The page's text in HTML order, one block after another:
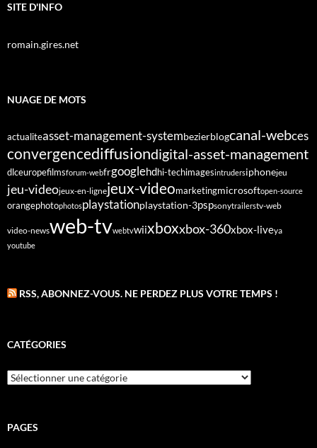
SITE D'INFO
romain.gires.net
NUAGE DE MOTS
actualiteasset-management-systembezierblogcanal-webces
convergencediffusiondigital-asset-management
dlceuropefilmsforum-webfrgooglehdhi-techimagesintrudersiphonejeu
jeu-videojeux-en-lignejeux-videomarketingmicrosoftopen-source
orangephotophotosplaystationplaystation-3pspsonytrailerstv-web
video-newsweb-tvwebtvwiixboxxbox-360xbox-liveya
youtube
RSS, ABONNEZ-VOUS. NE PERDEZ PLUS VOTRE TEMPS !
CATÉGORIES
Catégories
PAGES